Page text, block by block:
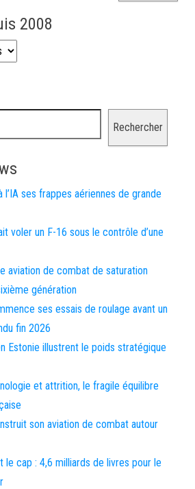
2008
Rechercher
l’IA ses frappes aériennes de grande
voler un F-16 sous le contrôle d’une
aviation de combat de saturation
génération
ses essais de roulage avant un
fin 2026
Estonie illustrent le poids stratégique
et attrition, le fragile équilibre
son aviation de combat autour
le cap : 4,6 milliards de livres pour le